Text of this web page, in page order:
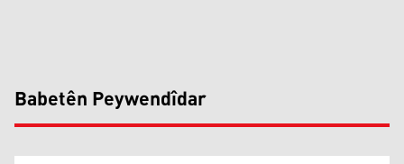
Babetên Peywendîdar